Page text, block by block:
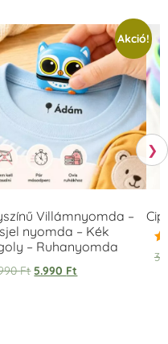
Akció!
Villámnyomda –
nyomda – Kék
– Ruhanyomda
Ft 5.990 Ft
❯